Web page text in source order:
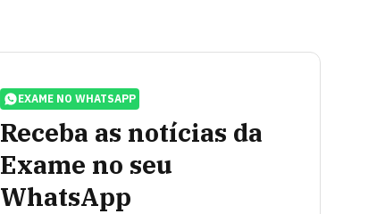
EXAME NO WHATSAPP
Receba as notícias da
Exame no seu
WhatsApp